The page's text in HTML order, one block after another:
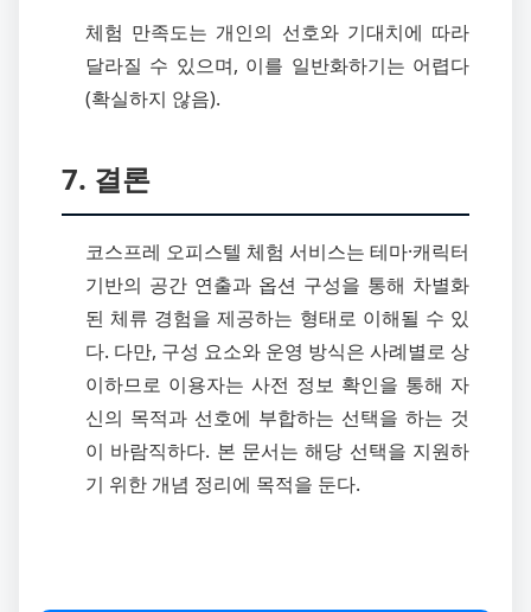
체험 만족도는 개인의 선호와 기대치에 따라
달라질 수 있으며, 이를 일반화하기는 어렵다
(확실하지 않음).
7. 결론
코스프레 오피스텔 체험 서비스는 테마·캐릭터
기반의 공간 연출과 옵션 구성을 통해 차별화
된 체류 경험을 제공하는 형태로 이해될 수 있
다. 다만, 구성 요소와 운영 방식은 사례별로 상
이하므로 이용자는 사전 정보 확인을 통해 자
신의 목적과 선호에 부합하는 선택을 하는 것
이 바람직하다. 본 문서는 해당 선택을 지원하
기 위한 개념 정리에 목적을 둔다.